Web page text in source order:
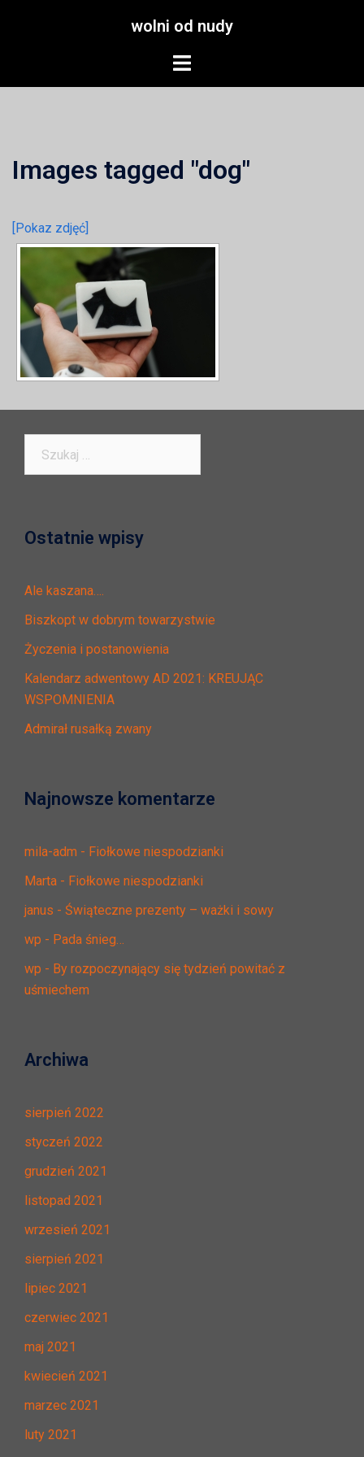
wolni od nudy
Menu
Images tagged "dog"
[Pokaz zdjęć]
Ostatnie wpisy
Ale kaszana….
Biszkopt w dobrym towarzystwie
Życzenia i postanowienia
Kalendarz adwentowy AD 2021: KREUJĄC
WSPOMNIENIA
Admirał rusałką zwany
Najnowsze komentarze
mila-adm - Fiołkowe niespodzianki
Marta - Fiołkowe niespodzianki
janus - Świąteczne prezenty – ważki i sowy
wp - Pada śnieg…
wp - By rozpoczynający się tydzień powitać z
uśmiechem
Archiwa
sierpień 2022
styczeń 2022
grudzień 2021
listopad 2021
wrzesień 2021
sierpień 2021
lipiec 2021
czerwiec 2021
maj 2021
kwiecień 2021
marzec 2021
luty 2021